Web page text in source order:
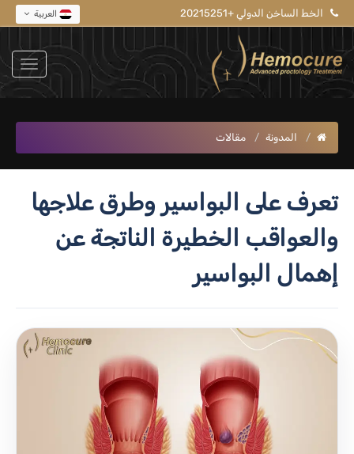
الخط الساخن الدولي +20215251
المدونة مقالات
تعرف على البواسير وطرق علاجها
والعواقب الخطيرة الناتجة عن
إهمال البواسير